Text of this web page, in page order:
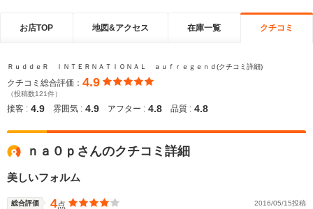
お店TOP 地図&アクセス 在庫一覧 クチコミ
ＲｕｄｄｅＲ ＩＮＴＥＲＮＡＴＩＯＮＡＬ ａｕｆｒｅｇｅｎｄ(クチコミ詳細)
クチコミ総合評価： 4.9
（投稿数121件）
接客 : 4.9 雰囲気 : 4.9 アフター : 4.8 品質 : 4.8
ｎａ０ｐさんのクチコミ詳細
美しいフォルム
総合評価 4点 2016/05/15投稿